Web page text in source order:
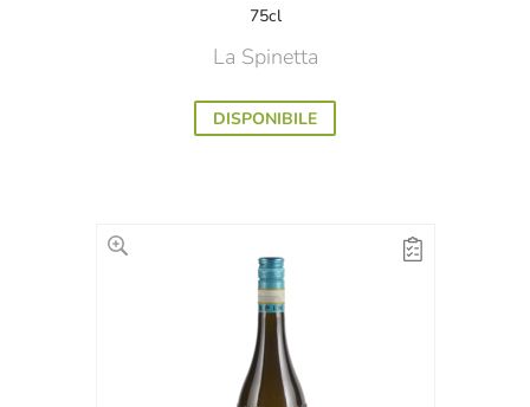
75cl
La Spinetta
DISPONIBILE